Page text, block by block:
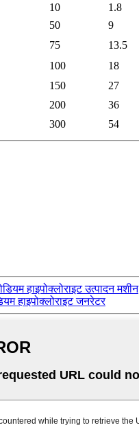
10 1.8
50 9
75 13.5
100 18
150 27
200 36
300 54
हाइपोक्लोराइट उत्पादन मशीन
हाइपोक्लोराइट जनरेटर